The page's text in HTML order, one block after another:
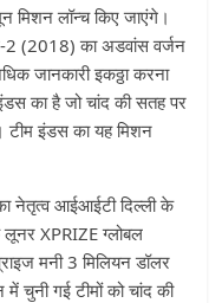
मिशन लॉन्च किए जाएंगे।
2 (2018) का अडवांस वर्जन
जानकारी इकठ्ठा करना
का है जो चांद की सतह पर
टीम इंडस का यह मिशन
नेतृत्व आईआईटी दिल्ली के
XPRIZE ग्लोबल
मनी 3 मिलियन डॉलर
चुनी गई टीमों को चांद की